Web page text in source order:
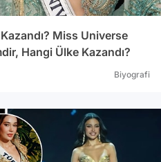
Miss Universe
Hangi Ülke Kazandı?
Biyografi